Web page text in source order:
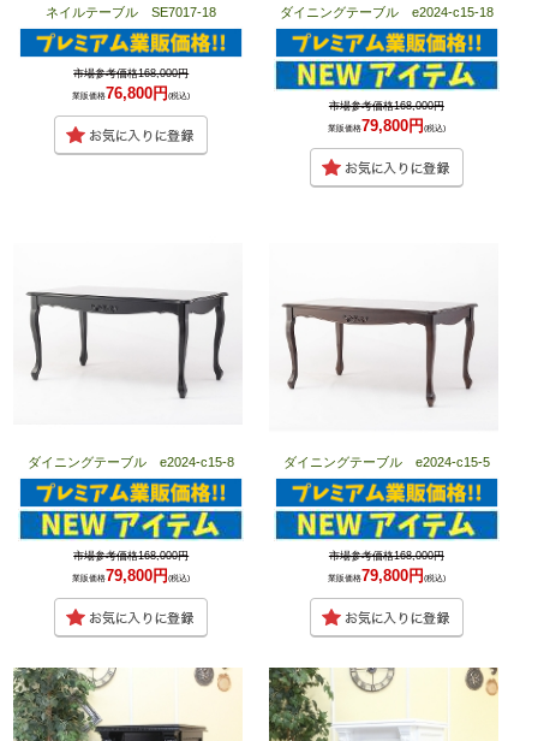
ネイルテーブル SE7017-18
市場参考価格168,000円
業販価格76,800円(税込)
ダイニングテーブル e2024-c15-18
市場参考価格168,000円
業販価格79,800円 (税込)
ダイニングテーブル e2024-c15-8
市場参考価格168,000円
業販価格79,800円(税込)
ダイニングテーブル e2024-c15-5
市場参考価格168,000円
業販価格79,800円 (税込)